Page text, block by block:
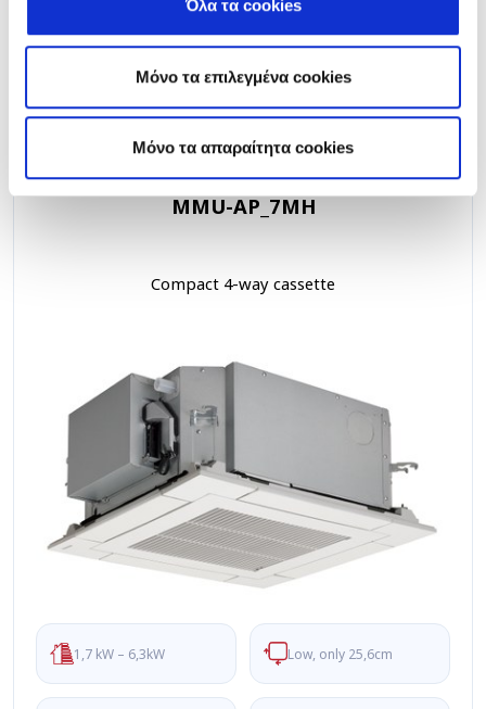
Όλα τα cookies
Μόνο τα επιλεγμένα cookies
Mόνο τα απαραίτητα cookies
Related products
MMU-AP_7MH
Compact 4-way cassette
1,7 kW – 6,3kW Low, only 25,6cm